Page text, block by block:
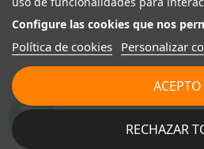
Configure las cookies que nos
Política de cookies Personalizar
RECHAZAR
ACEPTO